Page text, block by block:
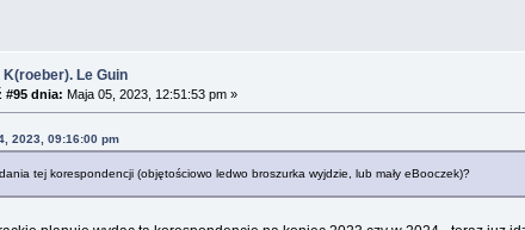
Le Guin
#95 dnia: Maja 05, 2023, 12:51:53 pm »
2023, 09:16:00 pm
tej korespondencji (objętościowo ledwo broszurka wyjdzie, lub mały eBooczek)?